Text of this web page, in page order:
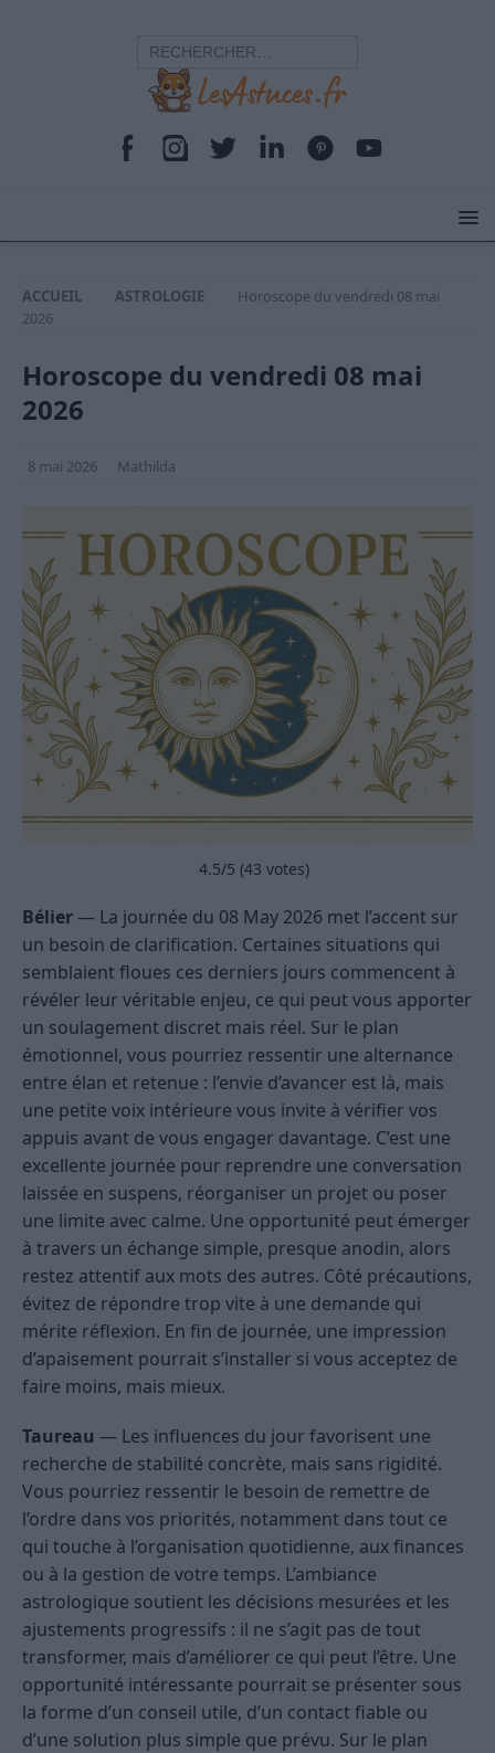
ACCUEIL ASTROLOGIE
Horoscope du vendredi 08 mai
2026
Horoscope du vendredi 08 mai
2026
8 mai 2026 Mathilda
4.5/5 (43 votes)
Bélier — La journée du 08 May 2026 met l’accent sur
un besoin de clarification. Certaines situations qui
semblaient floues ces derniers jours commencent à
révéler leur véritable enjeu, ce qui peut vous apporter
un soulagement discret mais réel. Sur le plan
émotionnel, vous pourriez ressentir une alternance
entre élan et retenue : l’envie d’avancer est là, mais
une petite voix intérieure vous invite à vérifier vos
appuis avant de vous engager davantage. C’est une
excellente journée pour reprendre une conversation
laissée en suspens, réorganiser un projet ou poser
une limite avec calme. Une opportunité peut émerger
à travers un échange simple, presque anodin, alors
restez attentif aux mots des autres. Côté précautions,
évitez de répondre trop vite à une demande qui
mérite réflexion. En fin de journée, une impression
d’apaisement pourrait s’installer si vous acceptez de
faire moins, mais mieux.
Taureau — Les influences du jour favorisent une
recherche de stabilité concrète, mais sans rigidité.
Vous pourriez ressentir le besoin de remettre de
l’ordre dans vos priorités, notamment dans tout ce
qui touche à l’organisation quotidienne, aux finances
ou à la gestion de votre temps. L’ambiance
astrologique soutient les décisions mesurées et les
ajustements progressifs : il ne s’agit pas de tout
transformer, mais d’améliorer ce qui peut l’être. Une
opportunité intéressante pourrait se présenter sous
la forme d’un conseil utile, d’un contact fiable ou
d’une solution plus simple que prévu. Sur le plan